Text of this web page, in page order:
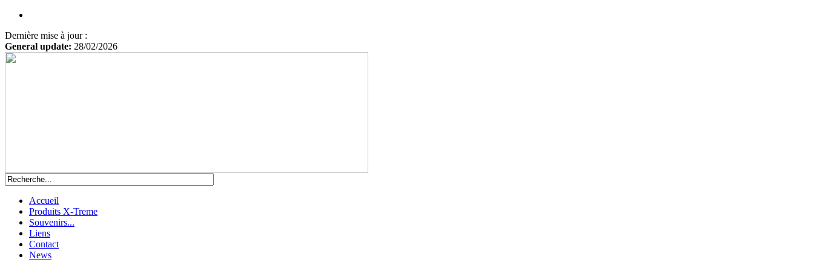
Dernière mise à jour :
General update: 28/02/2026
Accueil
Produits X-Treme
Souvenirs...
Liens
Contact
News